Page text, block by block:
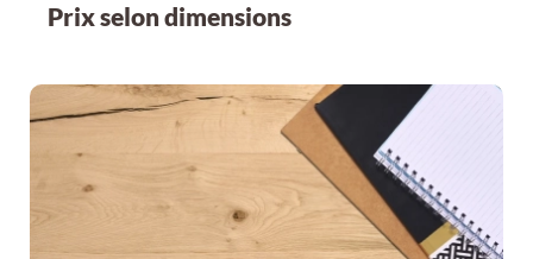
Prix selon dimensions